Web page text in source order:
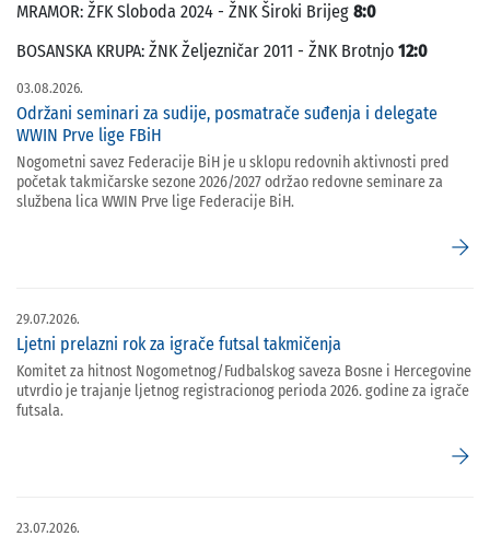
MRAMOR: ŽFK Sloboda 2024 - ŽNK Široki Brijeg 8:0
BOSANSKA KRUPA: ŽNK Željezničar 2011 - ŽNK Brotnjo 12:0
03.08.2026.
Održani seminari za sudije, posmatrače suđenja i delegate
WWIN Prve lige FBiH
Nogometni savez Federacije BiH je u sklopu redovnih aktivnosti pred
početak takmičarske sezone 2026/2027 održao redovne seminare za
službena lica WWIN Prve lige Federacije BiH.
arrow_forward
29.07.2026.
Ljetni prelazni rok za igrače futsal takmičenja
Komitet za hitnost Nogometnog/Fudbalskog saveza Bosne i Hercegovine
utvrdio je trajanje ljetnog registracionog perioda 2026. godine za igrače
futsala.
arrow_forward
23.07.2026.